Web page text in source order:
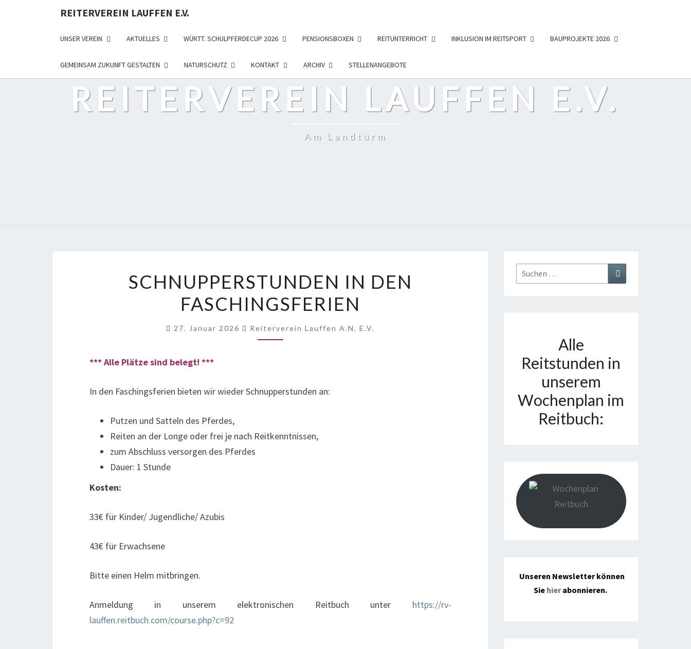
REITERVEREIN LAUFFEN E.V.
UNSER VEREIN AKTUELLES WÜRTT. SCHULPFERDECUP 2026 PENSIONSBOXEN REITUNTERRICHT INKLUSION IM REITSPORT BAUPROJEKTE 2026
GEMEINSAM ZUKUNFT GESTALTEN NATURSCHUTZ KONTAKT ARCHIV STELLENANGEBOTE
REITERVEREIN LAUFFEN E.V.
Am Landturm
IN
DEN
FASCHINGSFERIEN
SCHNUPPERSTUNDEN IN DEN
FASCHINGSFERIEN
27. Januar 2026 Reiterverein Lauffen A.N. E.V.
*** Alle Plätze sind belegt! ***
In den Faschingsferien bieten wir wieder Schnupperstunden an:
Putzen und Satteln des Pferdes,
Reiten an der Longe oder frei je nach Reitkenntnissen,
zum Abschluss versorgen des Pferdes
Dauer: 1 Stunde
Kosten:
33€ für Kinder/ Jugendliche/ Azubis
43€ für Erwachsene
Bitte einen Helm mitbringen.
Anmeldung in unserem elektronischen Reitbuch unter https://rv-
lauffen.reitbuch.com/course.php?c=92
Suchen
nach:
Suchen
Alle
Reitstunden in
unserem
Wochenplan im
Reitbuch:
Unseren Newsletter können
Sie hierabonnieren.